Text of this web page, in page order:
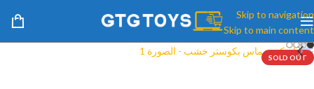
Skip to navigation
Skip to main content
SOLD OUT